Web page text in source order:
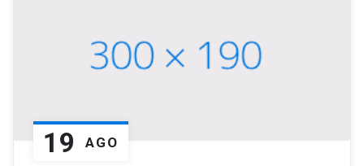
19 AGO